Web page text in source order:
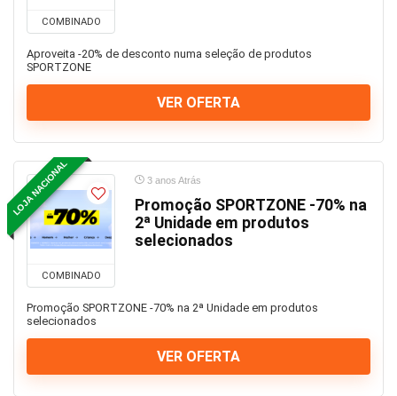
COMBINADO
Aproveita -20% de desconto numa seleção de produtos
SPORTZONE
VER OFERTA
LOJA NACIONAL
COMBINADO
3 anos Atrás
Promoção SPORTZONE -70% na
2ª Unidade em produtos
selecionados
Promoção SPORTZONE -70% na 2ª Unidade em produtos
selecionados
VER OFERTA